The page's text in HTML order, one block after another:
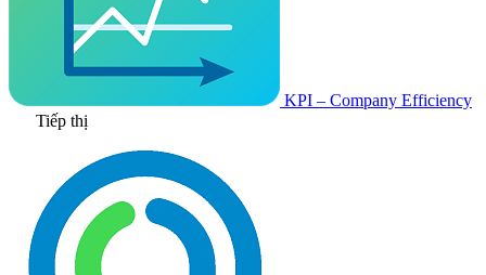
KPI – Company Efficiency
Tiếp thị